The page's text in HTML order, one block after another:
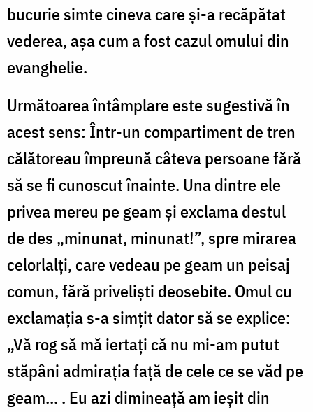
bucurie simte cineva care şi-a recăpătat
vederea, aşa cum a fost cazul omului din
evanghelie.
Următoarea întâmplare este sugestivă în
acest sens: Într-un compartiment de tren
călătoreau împreună câteva persoane fără
să se fi cunoscut înainte. Una dintre ele
privea mereu pe geam şi exclama destul
de des „minunat, minunat!”, spre mirarea
celorlalţi, care vedeau pe geam un peisaj
comun, fără privelişti deosebite. Omul cu
exclamaţia s-a simţit dator să se explice:
„Vă rog să mă iertaţi că nu mi-am putut
stăpâni admiraţia faţă de cele ce se văd pe
geam... . Eu azi dimineaţă am ieşit din